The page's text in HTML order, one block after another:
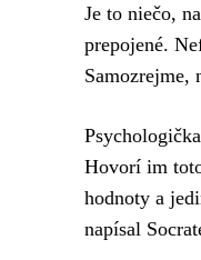
Je to niečo,
prepojené.
Samozrejme,
Hovorí im
hodnoty a
napísal